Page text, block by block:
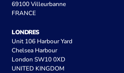
69100 Villeurbanne
FRANCE
LONDRES
Unit 106 Harbour Yard
Chelsea Harbour
London SW10 0XD
UNITED KINGDOM